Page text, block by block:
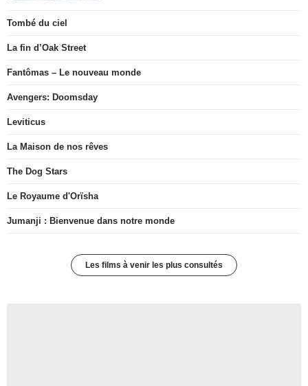
Tombé du ciel
La fin d’Oak Street
Fantômas – Le nouveau monde
Avengers: Doomsday
Leviticus
La Maison de nos rêves
The Dog Stars
Le Royaume d'Orïsha
Jumanji : Bienvenue dans notre monde
Les films à venir les plus consultés